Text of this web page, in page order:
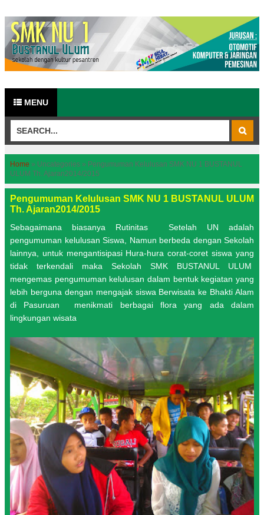
MENU
Home » Uncategories » Pengumuman Kelulusan SMK NU 1 BUSTANUL
ULUM Th. Ajaran2014/2015
Pengumuman Kelulusan SMK NU 1 BUSTANUL ULUM
Th. Ajaran2014/2015
Sebagaimana biasanya Rutinitas Setelah UN adalah
pengumuman kelulusan Siswa, Namun berbeda dengan Sekolah
lainnya, untuk mengantisipasi Hura-hura corat-coret siswa yang
tidak terkendali maka Sekolah SMK BUSTANUL ULUM
mengemas pengumuman kelulusan dalam bentuk kegiatan yang
lebih berguna dengan mengajak siswa Berwisata ke Bhakti Alam
di Pasuruan menikmati berbagai flora yang ada dalam
lingkungan wisata